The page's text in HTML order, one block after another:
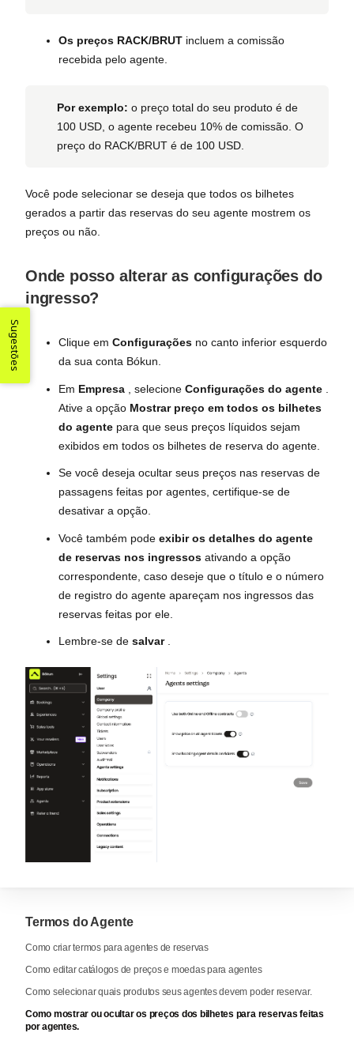
Os preços RACK/BRUT incluem a comissão
recebida pelo agente.
Por exemplo: o preço total do seu produto é de
100 USD, o agente recebeu 10% de comissão. O
preço do RACK/BRUT é de 100 USD.
Você pode selecionar se deseja que todos os bilhetes
gerados a partir das reservas do seu agente mostrem os
preços ou não.
Onde posso alterar as configurações do
ingresso?
Clique em Configurações no canto inferior esquerdo
da sua conta Bókun.
Em Empresa , selecione Configurações do agente
Ative a opção Mostrar preço em todos os bilhetes
do agente para que seus preços líquidos sejam
exibidos em todos os bilhetes de reserva do agente.
Se você deseja ocultar seus preços nas reservas de
passagens feitas por agentes, certifique-se de
desativar a opção.
Você também pode exibir os detalhes do agente
de reservas nos ingressos ativando a opção
correspondente, caso deseje que o título e o número
de registro do agente apareçam nos ingressos das
reservas feitas por ele.
Lembre-se de salvar.
Termos do Agente
Como criar termos para agentes de reservas
Como editar catálogos de preços e moedas para agentes
Como selecionar quais produtos seus agentes devem poder reservar.
Como mostrar ou ocultar os preços dos bilhetes para reservas feitas
por agentes.
Sugestões